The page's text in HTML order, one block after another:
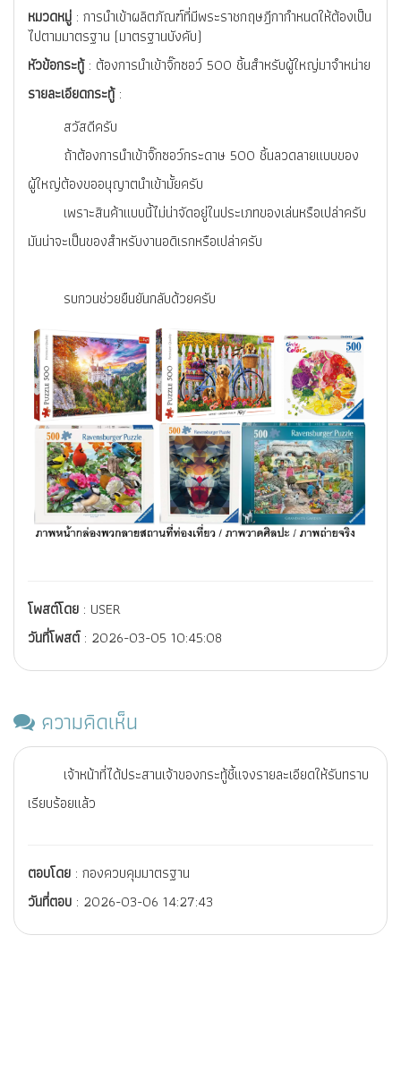
หมวดหมู่ : การนำเข้าผลิตภัณฑ์ที่มีพระราชกฤษฎีกากำหนดให้ต้องเป็น
ไปตามมาตรฐาน (มาตรฐานบังคับ)
หัวข้อกระทู้ : ต้องการนำเข้าจิ๊กซอว์ 500 ชิ้นสำหรับผู้ใหญ่มาจำหน่าย
รายละเอียดกระทู้ :
สวัสดีครับ
ถ้าต้องการนำเข้าจิ๊กซอว์กระดาษ 500 ชิ้นลวดลายแบบของ
ผู้ใหญ่ต้องขออนุญาตนำเข้ามั้ยครับ
เพราะสินค้าแบบนี้ไม่น่าจัดอยู่ในประเภทของเล่นหรือเปล่าครับ
มันน่าจะเป็นของสำหรับงานอดิเรกหรือเปล่าครับ
รบกวนช่วยยืนยันกลับด้วยครับ
โพสต์โดย : USER
วันที่โพสต์: 2026-03-05 10:45:08
ความคิดเห็น
เจ้าหน้าที่ได้ประสานเจ้าของกระทู้ชี้แจงรายละเอียดให้รับทราบ
เรียบร้อยแล้ว
ตอบโดย : กองควบคุมมาตรฐาน
วันที่ตอบ : 2026-03-06 14:27:43